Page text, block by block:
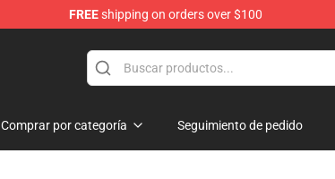
FREEshipping on orders over $100
Comprar por categoría Seguimiento de pedido